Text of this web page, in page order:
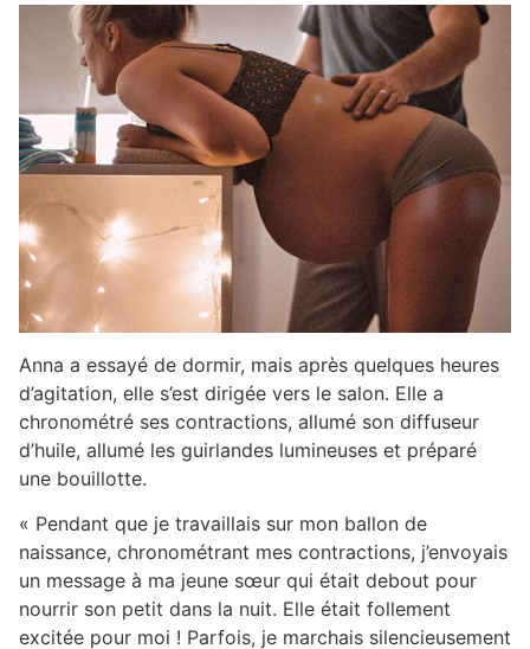
Anna a essayé de dormir, mais après quelques heures
d’agitation, elle s’est dirigée vers le salon. Elle a
chronométré ses contractions, allumé son diffuseur
d’huile, allumé les guirlandes lumineuses et préparé
une bouillotte.
« Pendant que je travaillais sur mon ballon de
naissance, chronométrant mes contractions, j’envoyais
un message à ma jeune sœur qui était debout pour
nourrir son petit dans la nuit. Elle était follement
excitée pour moi ! Parfois, je marchais silencieusement